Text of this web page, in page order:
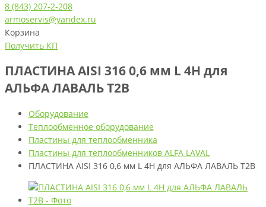
8 (843) 207-2-208
armoservis@yandex.ru
Корзина
Получить КП
ПЛАСТИНА AISI 316 0,6 мм L 4H для
АЛЬФА ЛАВАЛЬ T2B
Оборудование
Теплообменное оборудование
Пластины для теплообменника
Пластины для теплообменников ALFA LAVAL
ПЛАСТИНА AISI 316 0,6 мм L 4H для АЛЬФА ЛАВАЛЬ T2B